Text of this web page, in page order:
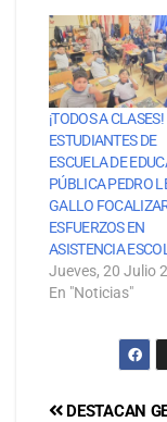
¡TODOS A CLASES!
ESTUDIANTES DE
ESCUELA DE
PÚBLICA PEDRO
GALLO
ESFUERZOS EN
ASISTENCIA
Jueves, 20 Julio
En "Noticias"
DESTACAN